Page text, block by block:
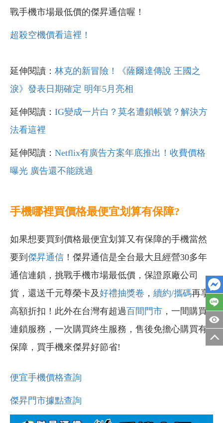
戰手機市場最低價的傑昇通信喔！
超殺空機價看這裡！
延伸閱讀： 林克的新冒險！《薩爾達傳說 王國之
淚》發表日期確定 明年5月亮相
延伸閱讀： IG變成一片白？莫名遭鎖帳號？解決方
法看這裡
延伸閱讀： Netflix有廣告方案年底推出！收費價格
曝光 廣告還不能跳過
手機哪裡買價格最便宜划算有保障?
如果想要買到價格最便宜划算又有保障的手機當然
要到 傑昇通信 ！傑昇通信是全台最大且經營30多年
通信連鎖，挑戰手機市場最低價，保證原廠公司
貨，還送千元尊榮卡及好禮抽獎卷 ， 續約/攜碼再享
高額折扣！此外在台灣有超過百間門市 ，一間購買
連鎖服務，一次購買終生服務，售後免擔心購買有
保障，買手機來傑昇好節省!
便宜手機價格查詢
傑昇門市據點查詢